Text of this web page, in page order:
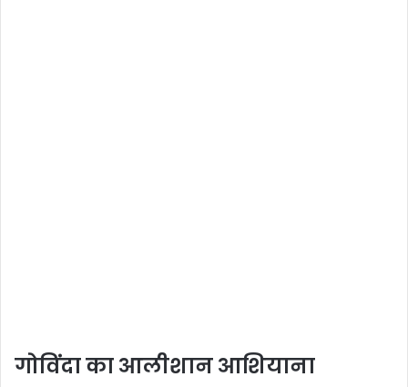
गोविंदा का आलीशान आशियाना